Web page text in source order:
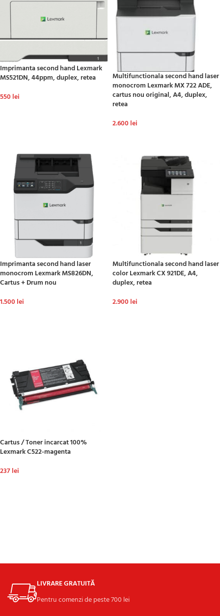
Imprimanta second hand Lexmark
MS521DN, 44ppm, duplex, retea
550 lei
Multifunctionala second hand laser
monocrom Lexmark MX 722 ADE,
cartus nou original, A4, duplex,
retea
2.600 lei
Imprimanta second hand laser
monocrom Lexmark MS826DN,
Cartus + Drum nou
1.500 lei
Multifunctionala second hand laser
color Lexmark CX 921DE, A4,
duplex, retea
2.900 lei
Cartus / Toner incarcat 100%
Lexmark C522-magenta
237lei
LIVRARE GRATUITĂ
Pentru comenzi de peste 700 lei